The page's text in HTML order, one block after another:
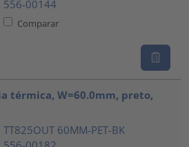
556-00144
Comparar
térmica, W=60.0mm, preto,
TT825OUT 60MM-PET-BK